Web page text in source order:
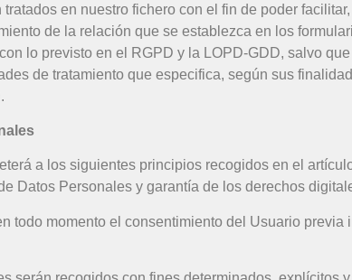
en nuestro fichero con el fin de poder
de la relación que se establezca en los
lo previsto en el RGPD y la LOPD-GDD, salvo
de tratamiento que especifica, según sus
a los siguientes principios recogidos en el
Datos Personales y garantía de los derechos
todo momento el consentimiento del Usuario